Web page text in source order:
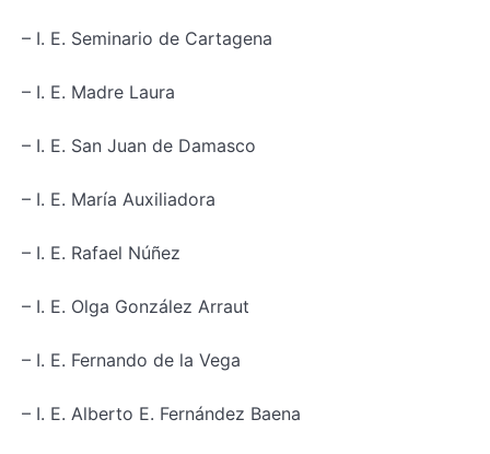
– I. E. Seminario de Cartagena
– I. E. Madre Laura
– I. E. San Juan de Damasco
– I. E. María Auxiliadora
– I. E. Rafael Núñez
– I. E. Olga González Arraut
– I. E. Fernando de la Vega
– I. E. Alberto E. Fernández Baena